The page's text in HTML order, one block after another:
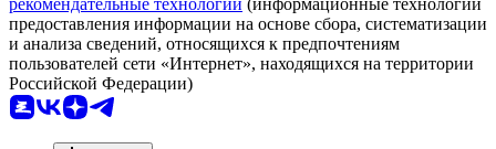
предоставления информации на основе сбора, систематизации
и анализа сведений, относящихся к предпочтениям
пользователей сети «Интернет», находящихся на территории
Российской Федерации)